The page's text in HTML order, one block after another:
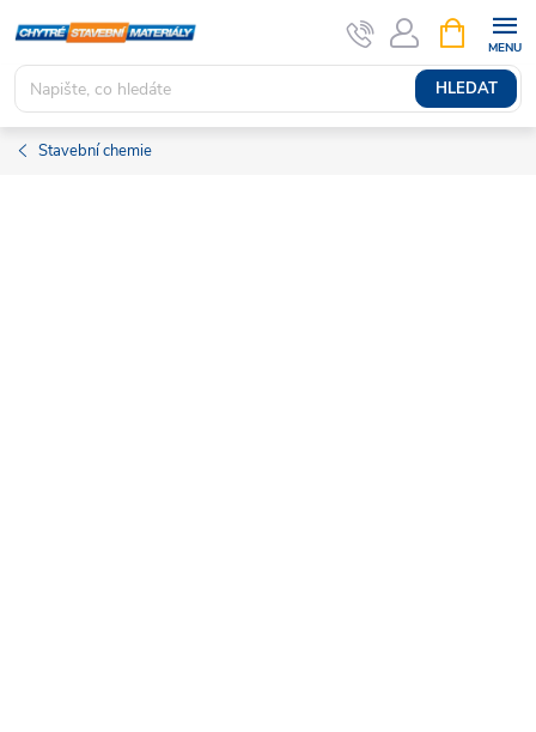
na
obsah
HLEDAT
NÁKUPNÍ
KOŠÍK
Stavební chemie